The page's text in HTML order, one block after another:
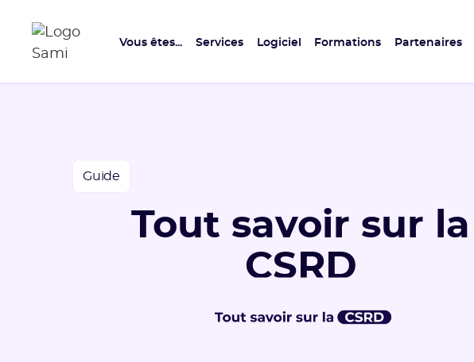
Vous êtes... Services Logiciel Formations Partenaires
Guide
Tout savoir sur la
CSRD